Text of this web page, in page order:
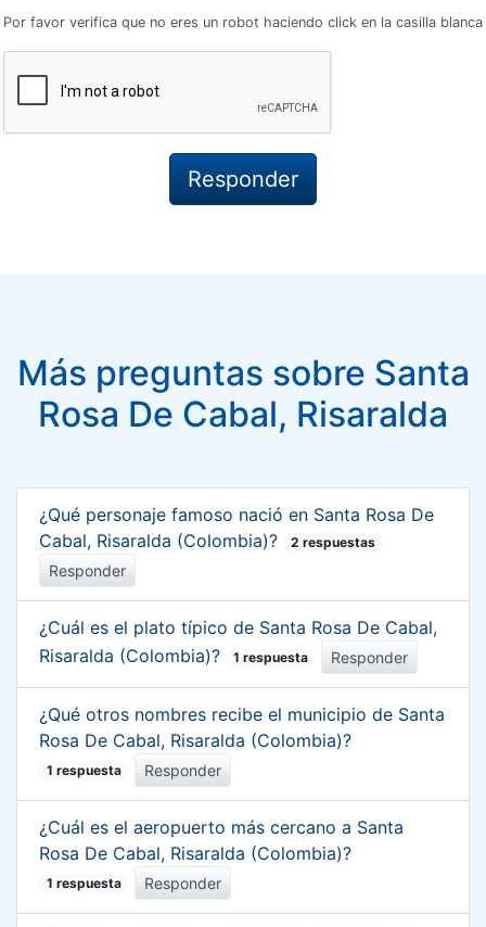
Por favor verifica que no eres un robot haciendo click en la casilla blanca
Más preguntas sobre Santa
Rosa De Cabal, Risaralda
¿Qué personaje famoso nació en Santa Rosa De
Cabal, Risaralda (Colombia)?
2 respuestas
Responder
¿Cuál es el plato típico de Santa Rosa De Cabal,
Risaralda (Colombia)?
1 respuesta Responder
¿Qué otros nombres recibe el municipio de Santa
Rosa De Cabal, Risaralda (Colombia)?
1 respuesta Responder
¿Cuál es el aeropuerto más cercano a Santa
Rosa De Cabal, Risaralda (Colombia)?
1 respuesta Responder